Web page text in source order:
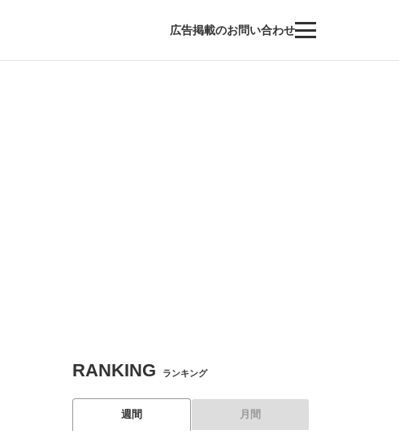
広告掲載のお問い合わせ
RANKING ランキング
週間 月間